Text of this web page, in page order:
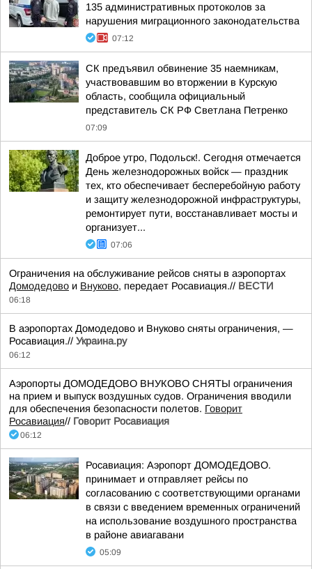
135 административных протоколов за
нарушения миграционного законодательства
07:12
СК предъявил обвинение 35 наемникам,
участвовавшим во вторжении в Курскую
область, сообщила официальный
представитель СК РФ Светлана Петренко
07:09
Доброе утро, Подольск!. Сегодня отмечается
День железнодорожных войск — праздник
тех, кто обеспечивает бесперебойную работу
и защиту железнодорожной инфраструктуры,
ремонтирует пути, восстанавливает мосты и
организует...
07:06
Ограничения на обслуживание рейсов сняты в аэропортах
Домодедово и Внуково, передает Росавиация.// ВЕСТИ
06:18
В аэропортах Домодедово и Внуково сняты ограничения, —
Росавиация.// Украина.ру
06:12
Аэропорты ДОМОДЕДОВО ВНУКОВО СНЯТЫ ограничения
на прием и выпуск воздушных судов. Ограничения вводили
для обеспечения безопасности полетов. Говорит
Росавиация// Говорит Росавиация
06:12
Росавиация: Аэропорт ДОМОДЕДОВО.
принимает и отправляет рейсы по
согласованию с соответствующими органами
в связи с введением временных ограничений
на использование воздушного пространства
в районе авиагавани
05:09